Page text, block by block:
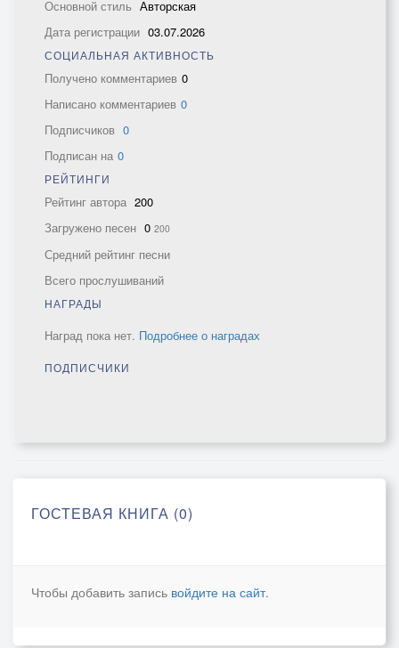
Основной стиль Авторская
Дата регистрации 03.07.2026
СОЦИАЛЬНАЯ АКТИВНОСТЬ
Получено комментариев 0
Написано комментариев 0
Подписчиков 0
Подписан на 0
РЕЙТИНГИ
Рейтинг автора 200
Загружено песен 0 200
Средний рейтинг песни
Всего прослушиваний
НАГРАДЫ
Наград пока нет. Подробнее о наградах
ПОДПИСЧИКИ
ГОСТЕВАЯ КНИГА (0)
Чтобы добавить запись войдите на сайт.